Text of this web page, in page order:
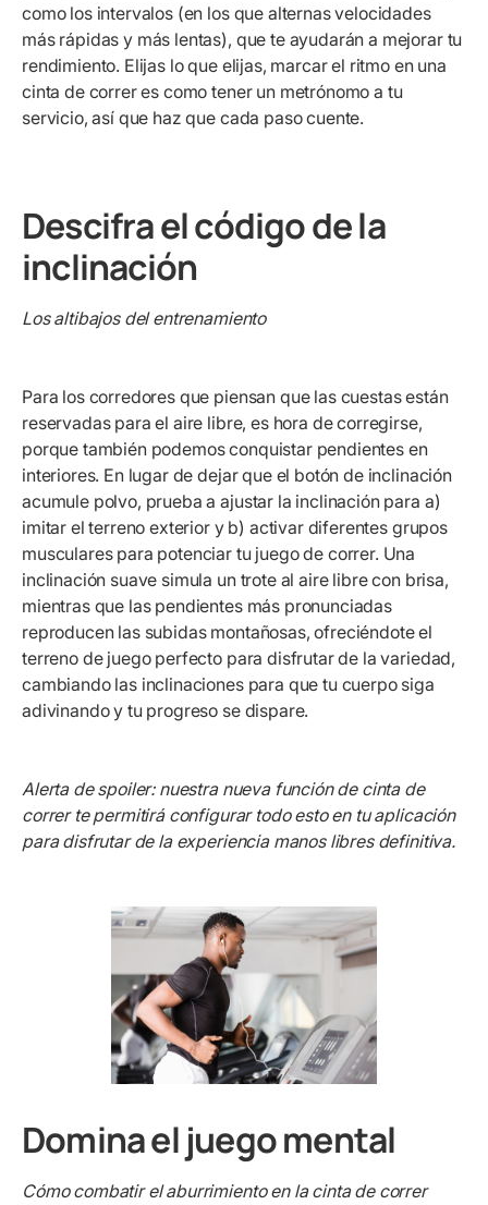
como los intervalos (en los que alternas velocidades
más rápidas y más lentas), que te ayudarán a mejorar tu
rendimiento. Elijas lo que elijas, marcar el ritmo en una
cinta de correr es como tener un metrónomo a tu
servicio, así que haz que cada paso cuente.
Descifra el código de la
inclinación
Los altibajos del entrenamiento
Para los corredores que piensan que las cuestas están
reservadas para el aire libre, es hora de corregirse,
porque también podemos conquistar pendientes en
interiores. En lugar de dejar que el botón de inclinación
acumule polvo, prueba a ajustar la inclinación para a)
imitar el terreno exterior y b) activar diferentes grupos
musculares para potenciar tu juego de correr. Una
inclinación suave simula un trote al aire libre con brisa,
mientras que las pendientes más pronunciadas
reproducen las subidas montañosas, ofreciéndote el
terreno de juego perfecto para disfrutar de la variedad,
cambiando las inclinaciones para que tu cuerpo siga
adivinando y tu progreso se dispare.
Alerta de spoiler: nuestra nueva función de cinta de
correr te permitirá configurar todo esto en tu aplicación
para disfrutar de la experiencia manos libres definitiva.
Domina el juego mental
Cómo combatir el aburrimiento en la cinta de correr